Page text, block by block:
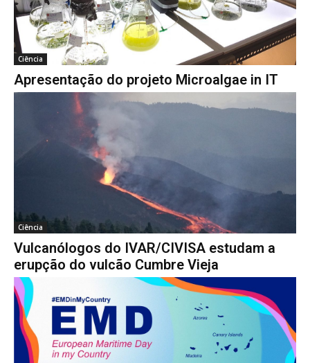
Ciência
Apresentação do projeto Microalgae in IT
Ciência
Vulcanólogos do IVAR/CIVISA estudam a
erupção do vulcão Cumbre Vieja